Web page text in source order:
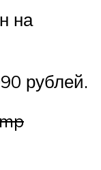
на
рублей.